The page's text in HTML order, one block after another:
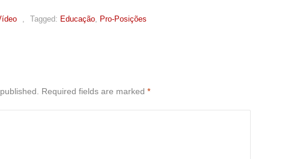
, Tagged: Educação, Pro-Posições
Required fields are marked *